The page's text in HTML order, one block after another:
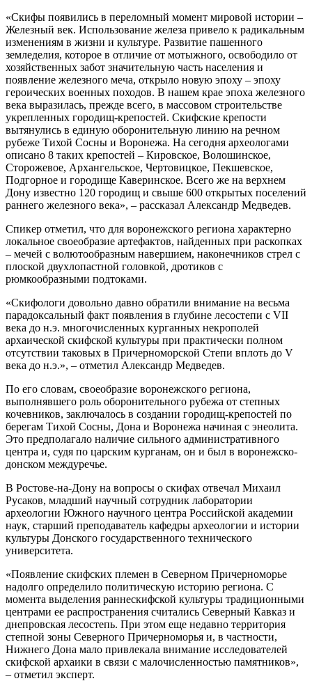
«Скифы появились в переломный момент мировой истории –
Железный век. Использование железа привело к радикальным
изменениям в жизни и культуре. Развитие пашенного
земледелия, которое в отличие от мотыжного, освободило от
хозяйственных забот значительную часть населения и
появление железного меча, открыло новую эпоху – эпоху
героических военных походов. В нашем крае эпоха железного
века выразилась, прежде всего, в массовом строительстве
укрепленных городищ-крепостей. Скифские крепости
вытянулись в единую оборонительную линию на речном
рубеже Тихой Сосны и Воронежа. На сегодня археологами
описано 8 таких крепостей – Кировское, Волошинское,
Сторожевое, Архангельское, Чертовицкое, Пекшевское,
Подгорное и городище Каверинское. Всего же на верхнем
Дону известно 120 городищ и свыше 600 открытых поселений
раннего железного века», – рассказал Александр Медведев.
Спикер отметил, что для воронежского региона характерно
локальное своеобразие артефактов, найденных при раскопках
– мечей с волютообразным навершием, наконечников стрел с
плоской двухлопастной головкой, дротиков с
рюмкообразными подтоками.
«Скифологи довольно давно обратили внимание на весьма
парадоксальный факт появления в глубине лесостепи с VII
века до н.э. многочисленных курганных некрополей
архаической скифской культуры при практически полном
отсутствии таковых в Причерноморской Степи вплоть до V
века до н.э.», – отметил Александр Медведев.
По его словам, своеобразие воронежского региона,
выполнявшего роль оборонительного рубежа от степных
кочевников, заключалось в создании городищ-крепостей по
берегам Тихой Сосны, Дона и Воронежа начиная с энеолита.
Это предполагало наличие сильного административного
центра и, судя по царским курганам, он и был в воронежско-
донском междуречье.
В Ростове-на-Дону на вопросы о скифах отвечал Михаил
Русаков, младший научный сотрудник лаборатории
археологии Южного научного центра Российской академии
наук, старший преподаватель кафедры археологии и истории
культуры Донского государственного технического
университета.
«Появление скифских племен в Северном Причерноморье
надолго определило политическую историю региона. С
момента выделения раннескифской культуры традиционными
центрами ее распространения считались Северный Кавказ и
днепровская лесостепь. При этом еще недавно территория
степной зоны Северного Причерноморья и, в частности,
Нижнего Дона мало привлекала внимание исследователей
скифской архаики в связи с малочисленностью памятников»,
– отметил эксперт.